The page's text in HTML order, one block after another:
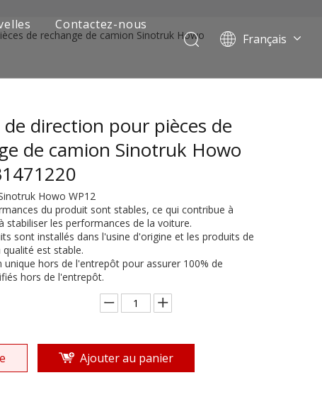
de camion minier
Contactez-nous
Français
Pусский
de rechange de camion Sinotruk Howo
de direction pour pièces de
de camion Sinotruk Howo
Howo WP12
du produit sont stables, ce qui contribue à
stabiliser les performances de la voiture.
sont installés dans l'usine d'origine et les produits de
est stable.
unique hors de l'entrepôt pour assurer 100% de
hors de l'entrepôt.
Ajouter au panier